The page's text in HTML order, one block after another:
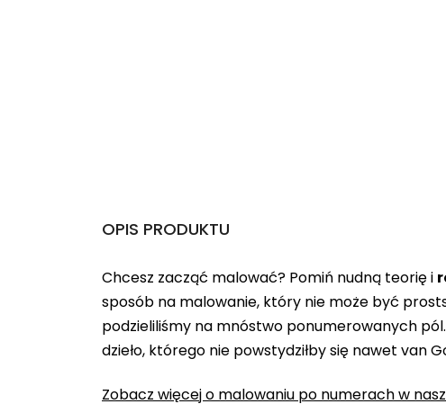
OPIS PRODUKTU
Chcesz zacząć malować? Pomiń nudną teorię i
sposób na malowanie, który nie może być
podzieliliśmy na mnóstwo ponumerowanych
dzieło, którego nie powstydziłby się nawet van
Zobacz więcej o malowaniu po numerach w